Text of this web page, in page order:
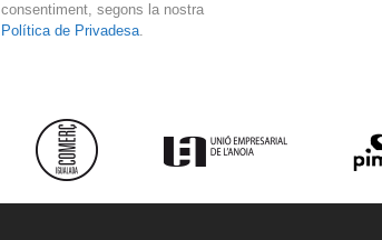
consentiment, segons la nostra
Política de Privadesa.